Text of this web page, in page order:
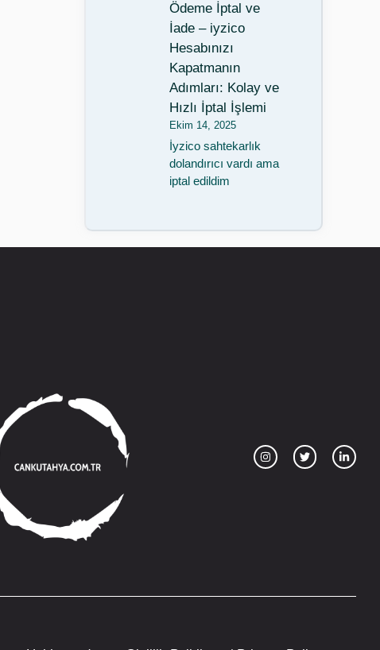
Ödeme İptal ve
İade – iyzico
Hesabınızı
Kapatmanın
Adımları: Kolay ve
Hızlı İptal İşlemi
Ekim 14, 2025
İyzico sahtekarlık
dolandırıcı vardı ama
iptal edildim